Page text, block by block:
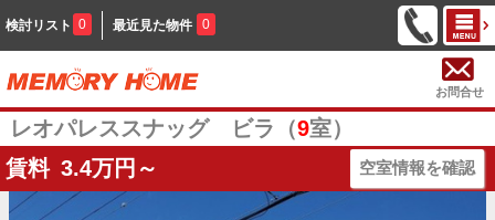
検討リスト 0 最近見た物件 0
お問合せ
レオパレススナッグ ビラ（9室）
賃料 3.4万円～ 空室情報を確認